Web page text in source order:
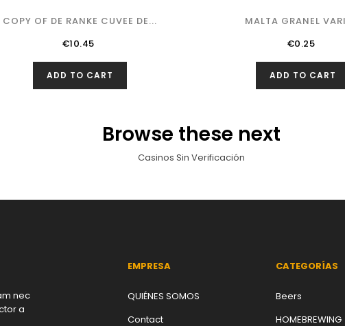
COPY OF DE RANKE CUVEE DE...
Price
€10.45
ADD TO CART
MALTA GRANEL
Price
€0.25
ADD TO CART
Browse these next
Casinos Sin Verificación
nec
a
EMPRESA
QUIÉNES SOMOS
Contact
CATEGORÍAS
Beers
HOMEBREWING